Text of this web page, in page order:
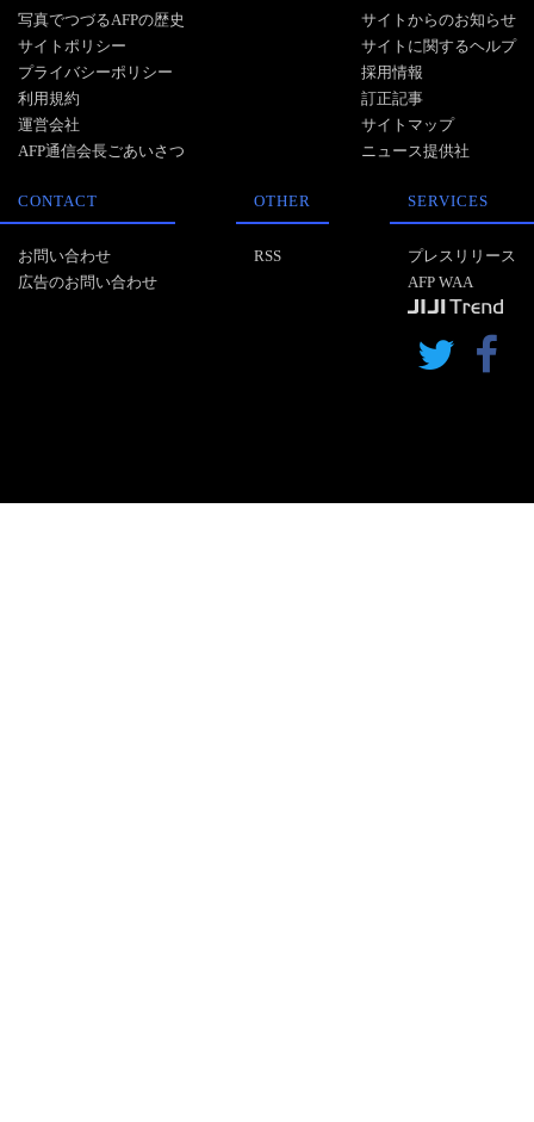
写真でつづるAFPの歴史
サイトポリシー
プライバシーポリシー
利用規約
運営会社
AFP通信会長ごあいさつ
サイトからのお知らせ
サイトに関するヘルプ
採用情報
訂正記事
サイトマップ
ニュース提供社
CONTACT
お問い合わせ
広告のお問い合わせ
OTHER
RSS
SERVICES
プレスリリース
AFP WAA